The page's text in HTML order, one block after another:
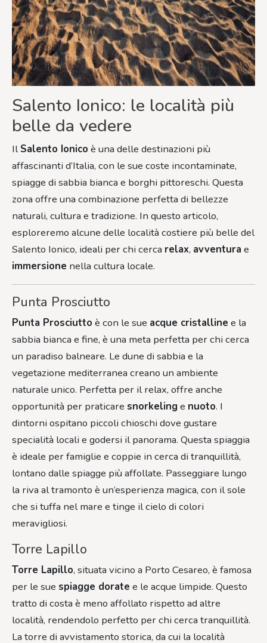
Salento Ionico: le località più
belle da vedere
IlSalento Ionico è una delle destinazioni più
affascinanti d’Italia, con le sue coste incontaminate,
spiagge di sabbia bianca e borghi pittoreschi. Questa
zona offre una combinazione perfetta di bellezze
naturali, cultura e tradizione. In questo articolo,
esploreremo alcune delle località costiere più belle del
Salento Ionico, ideali per chi cerca relax, avventurae
immersione nella cultura locale.
Punta Prosciutto
Punta Prosciutto è con le sue acque cristalline e la
sabbia bianca e fine, è una meta perfetta per chi cerca
un paradiso balneare. Le dune di sabbia e la
vegetazione mediterranea creano un ambiente
naturale unico. Perfetta per il relax, offre anche
opportunità per praticare snorkelinge nuoto. I
dintorni ospitano piccoli chioschi dove gustare
specialità locali e godersi il panorama. Questa spiaggia
è ideale per famiglie e coppie in cerca di tranquillità,
lontano dalle spiagge più affollate. Passeggiare lungo
la riva al tramonto è un’esperienza magica, con il sole
che si tuffa nel mare e tinge il cielo di colori
meravigliosi.
Torre Lapillo
Torre Lapillo, situata vicino a Porto Cesareo, è famosa
per le sue spiagge dorate e le acque limpide. Questo
tratto di costa è meno affollato rispetto ad altre
località, rendendolo perfetto per chi cerca tranquillità.
La torre di avvistamento storica, da cui la località